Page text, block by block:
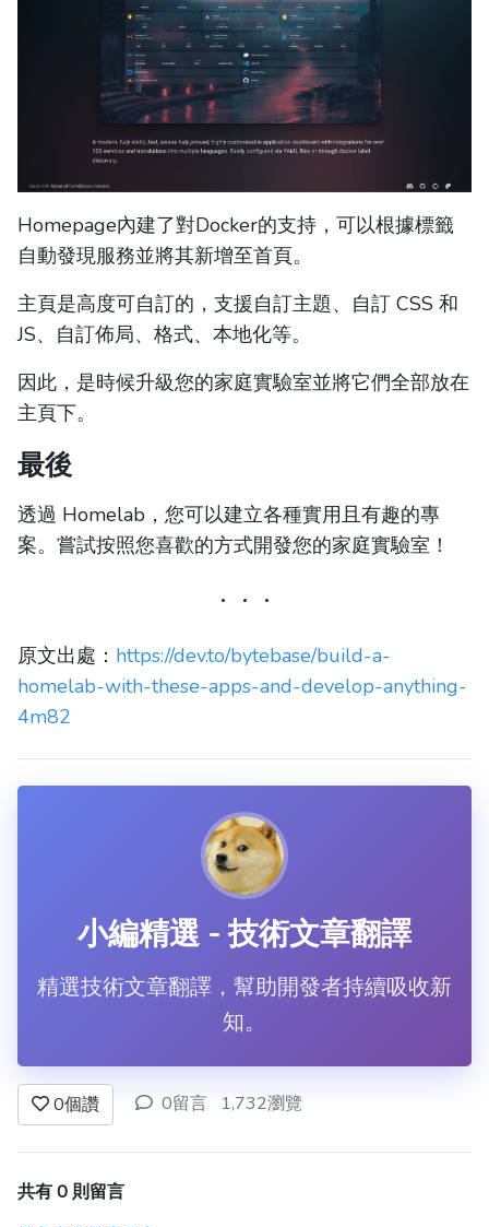
Homepage內建了對Docker的支持，可以根據標籤
自動發現服務並將其新增至首頁。
主頁是高度可自訂的，支援自訂主題、自訂 CSS 和
JS、自訂佈局、格式、本地化等。
因此，是時候升級您的家庭實驗室並將它們全部放在
主頁下。
最後
透過 Homelab，您可以建立各種實用且有趣的專
案。嘗試按照您喜歡的方式開發您的家庭實驗室！
原文出處： https://dev.to/bytebase/build-a-
homelab-with-these-apps-and-develop-anything-
4m82
小編精選 - 技術文章翻譯
精選技術文章翻譯，幫助開發者持續吸收新
知。
0個讚 0留言 1,732瀏覽
共有 0 則留言